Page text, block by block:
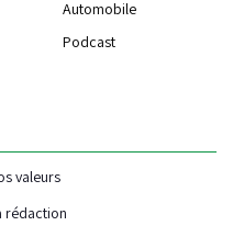
Automobile
Podcast
valeurs
rédaction